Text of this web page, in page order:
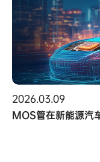
2026.03.09
MOS管在新能源汽